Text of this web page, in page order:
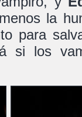
la
para
si los